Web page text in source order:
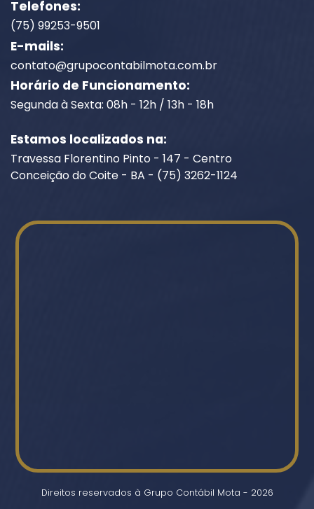
Telefones:
(75) 99253-9501
E-mails:
contato@grupocontabilmota.com.br
Horário de Funcionamento:
Segunda à Sexta: 08h - 12h / 13h - 18h
Estamos localizados na:
Travessa Florentino Pinto - 147 - Centro
Conceição do Coite - BA - (75) 3262-1124
Direitos reservados à Grupo Contábil Mota - 2026